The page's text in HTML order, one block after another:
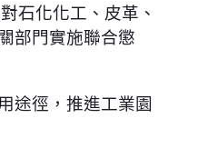
石化化工、皮革、
部門實施聯合懲
途徑，推進工業園